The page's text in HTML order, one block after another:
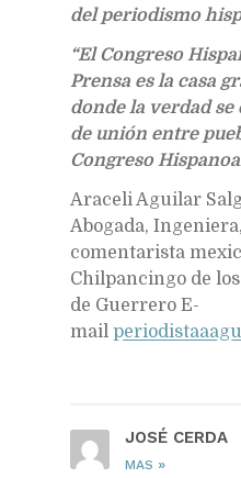
del periodismo
“El Congreso
Prensa es la casa
donde la verdad
de unión entre
Congreso
Araceli Aguilar
Abogada,
comentarista
Chilpancingo de
de Guerrero E-
mail
JOSÉ CERDA
MAS »